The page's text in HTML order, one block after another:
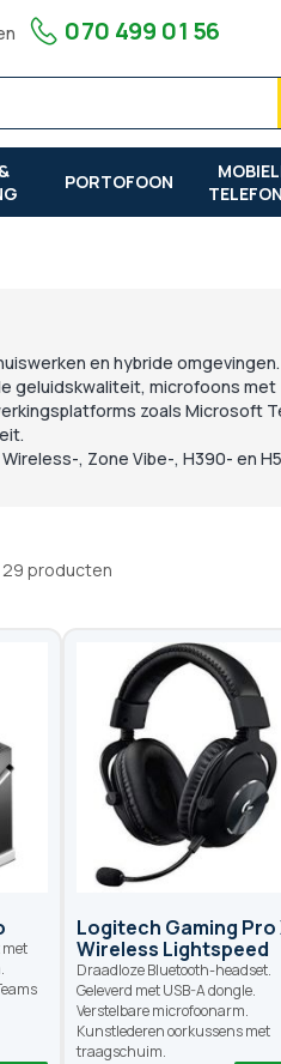
070 499 01 56
PORTOFOON
en hybride omgevingen.
geluidskwaliteit, microfoons met
zoals Microsoft
, Zone Vibe-, H390- en
29 producten
Logitech Gaming Pro
Wireless Lightspeed
Draadloze Bluetooth-headset.
Geleverd met USB-A dongle.
Verstelbare microfoonarm.
Kunstlederen oorkussens met
traagschuim.